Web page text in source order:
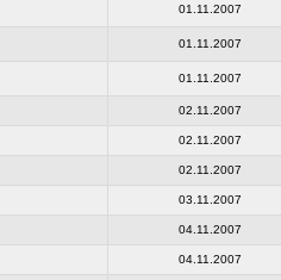
01.11.2007
01.11.2007
01.11.2007
02.11.2007
02.11.2007
02.11.2007
03.11.2007
04.11.2007
04.11.2007